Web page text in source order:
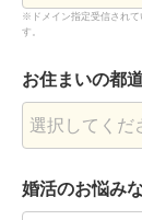
※ドメイン指定受信されて
す。
お住まいの都
婚活のお悩み